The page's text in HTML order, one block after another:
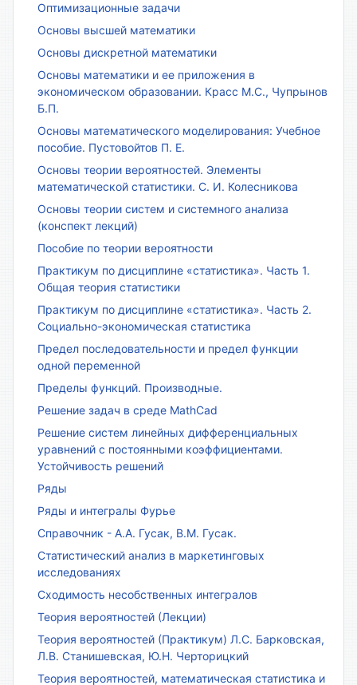
Оптимизационные задачи
Основы высшей математики
Основы дискретной математики
Основы математики и ее приложения в
экономическом образовании. Красс М.С., Чупрынов
Б.П.
Основы математического моделирования: Учебное
пособие. Пустовойтов П. Е.
Основы теории вероятностей. Элементы
математической статистики. С. И. Колесникова
Основы теории систем и системного анализа
(конспект лекций)
Пособие по теории вероятности
Практикум по дисциплине «статистика». Часть 1.
Общая теория статистики
Практикум по дисциплине «статистика». Часть 2.
Социально-экономическая статистика
Предел последовательности и предел функции
одной переменной
Пределы функций. Производные.
Решение задач в среде MathCad
Решение систем линейных дифференциальных
уравнений с постоянными коэффициентами.
Устойчивость решений
Ряды
Ряды и интегралы Фурье
Справочник - А.А. Гусак, В.М. Гусак.
Статистический анализ в маркетинговых
исследованиях
Сходимость несобственных интегралов
Теория вероятностей (Лекции)
Теория вероятностей (Практикум) Л.С. Барковская,
Л.В. Станишевская, Ю.Н. Черторицкий
Теория вероятностей, математическая статистика и